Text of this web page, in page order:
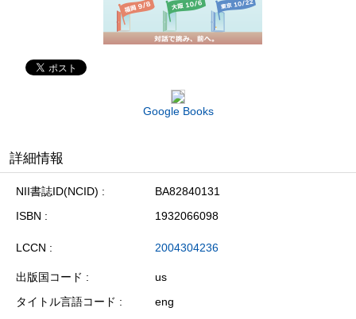
Google Books
詳細情報
NII書誌ID(NCID)
BA82840131
ISBN
1932066098
LCCN 2004304236
出版国コード
us
タイトル言語コード
eng